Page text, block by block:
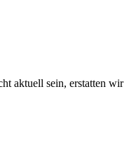
aktuell sein, erstatten wir